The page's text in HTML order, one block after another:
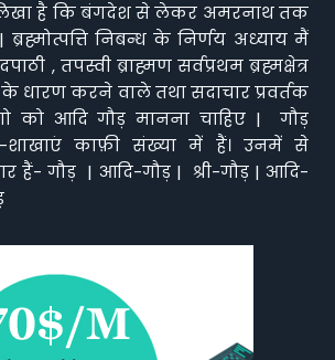
है कि बंगदेश से लेकर अमरनाथ तक
निबन्ध के निर्णय अध्याय मैं
, तपस्वी ब्राह्मण सर्वप्रथम ब्रह्मक्षेत्र
धारण करने वाले तथा सदाचार प्रवर्तक
को आदि गौड़ मानना चाहिए | गौड़
शाखाएं काफ़ी संख्या में हैं। उनमें से
हैं- गौड़ | आदि-गौड़ | श्री-गौड़ | आदि-